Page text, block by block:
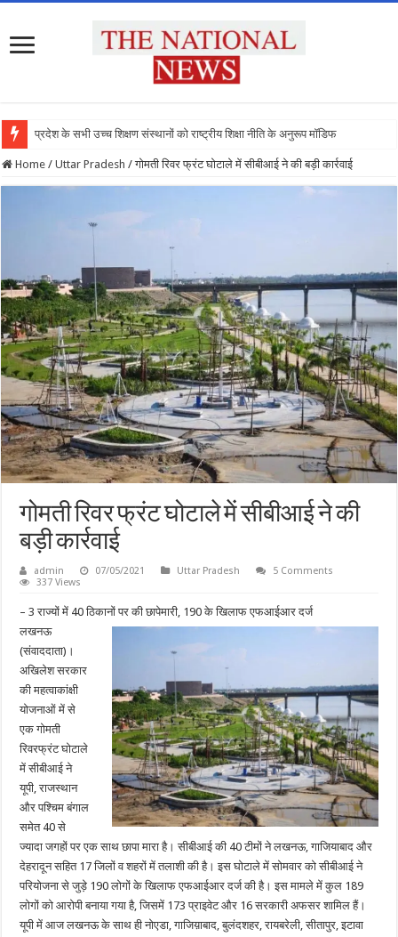
प्रदेश के सभी उच्च शिक्षण संस्थानों को राष्ट्रीय शिक्षा नीति के अनुरूप मॉडिफाई किया जाए :
Home / Uttar Pradesh / गोमती रिवर फ्रंट घोटाले में सीबीआई ने की बड़ी कार्रवाई
गोमती रिवर फ्रंट घोटाले में सीबीआई ने की
बड़ी कार्रवाई
admin 07/05/2021 Uttar Pradesh
5 Comments
337 Views
– 3 राज्यों में 40 ठिकानों पर की छापेमारी, 190 के खिलाफ एफआईआर दर्ज
लखनऊ
(संवाददाता)।
अखिलेश सरकार
की महत्वाकांक्षी
योजनाओं में से
एक गोमती
रिवरफ्रंट घोटाले
में सीबीआई ने
यूपी, राजस्थान
और पश्चिम बंगाल
समेत 40 से
ज्यादा जगहों पर एक साथ छापा मारा है। सीबीआई की 40 टीमों ने लखनऊ, गाजियाबाद और
देहरादून सहित 17 जिलों व शहरों में तलाशी की है। इस घोटाले में सोमवार को सीबीआई ने
परियोजना से जुड़े 190 लोगों के खिलाफ एफआईआर दर्ज की है। इस मामले में कुल 189
लोगों को आरोपी बनाया गया है, जिसमें 173 प्राइवेट और 16 सरकारी अफसर शामिल हैं।
यूपी में आज लखनऊ के साथ ही नोएडा, गाजिय़ाबाद, बुलंदशहर, रायबरेली, सीतापुर, इटावा